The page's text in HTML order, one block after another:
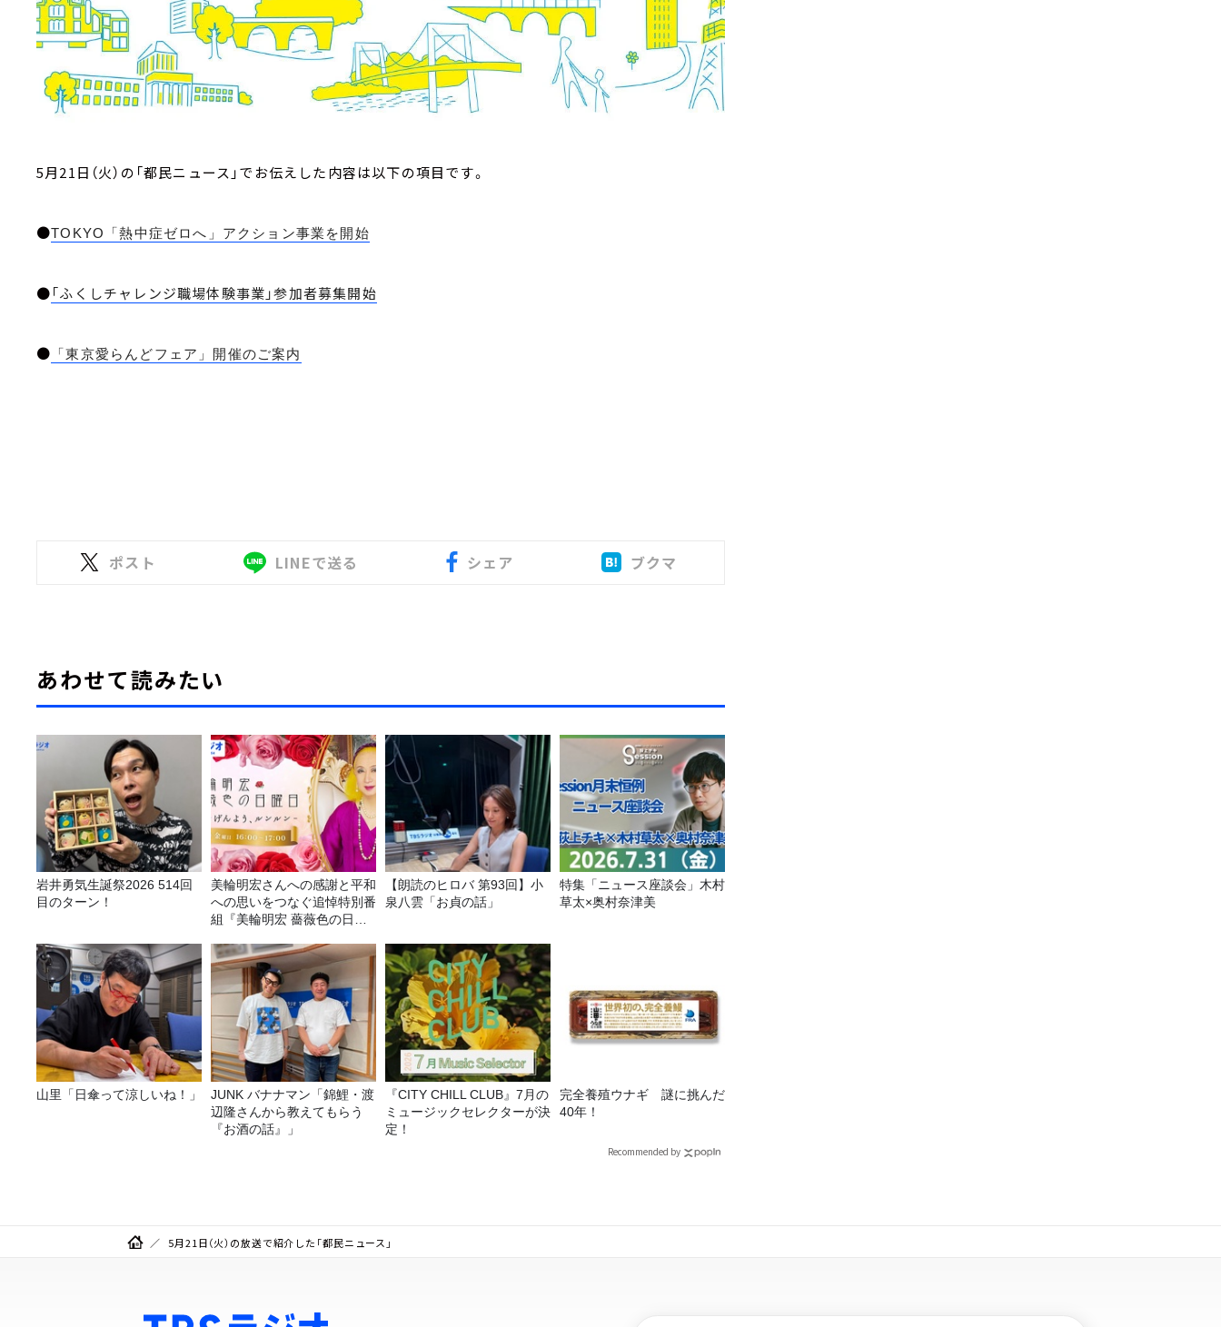
5月21日（火）の「都民ニュース」でお伝えした内容は以下の項目です。
●TOKYO「熱中症ゼロへ」アクション事業を開始
●「ふくしチャレンジ職場体験事業」参加者募集開始
● 「東京愛らんどフェア」開催のご案内
ポスト LINEで送る シェア ブクマ
あわせて読みたい
岩井勇気生誕祭2026 514回
目のターン！
美輪明宏さんへの感謝と平和
への思いをつなぐ追悼特別番
組『美輪明宏 薔薇色の日曜
～』8/9（日）16時放送
【朗読のヒロバ 第93回】小
泉八雲「お貞の話」
特集「ニュース座談会」木村
草太×奥村奈津美
山里「日傘って涼しいね！」
JUNK バナナマン「錦鯉・渡
辺隆さんから教えてもらう
『お酒の話』」
『CITY CHILL CLUB』7月の
ミュージックセレクターが決
定！
完全養殖ウナギ 謎に挑んだ
40年！
Recommended by
5月21日（火）の放送で紹介した「都民ニュース」